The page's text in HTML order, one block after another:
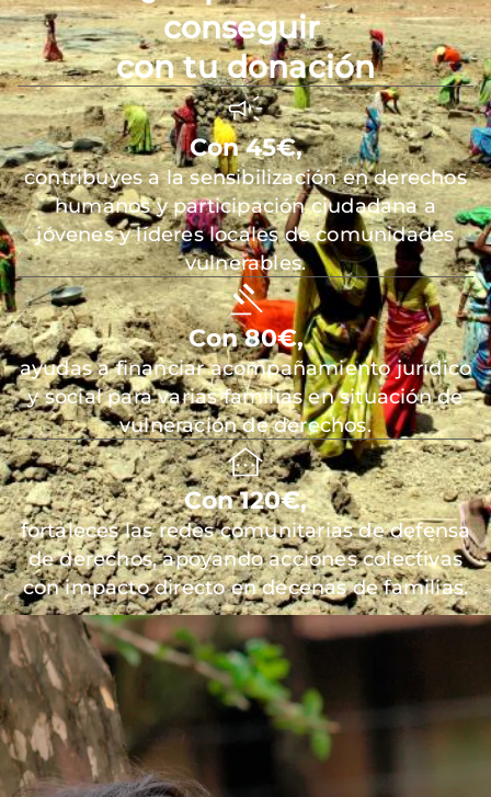
conseguir
con tu donación
Con 45€,
contribuyes a la sensibilización en derechos
humanos y participación ciudadana a
jóvenes y líderes locales de comunidades
vulnerables.
Con 80€,
ayudas a financiar acompañamiento jurídico
y social para varias familias en situación de
vulneración de derechos.
Con 120€,
fortaleces las redes comunitarias de defensa
de derechos, apoyando acciones colectivas
con impacto directo en decenas de familias.